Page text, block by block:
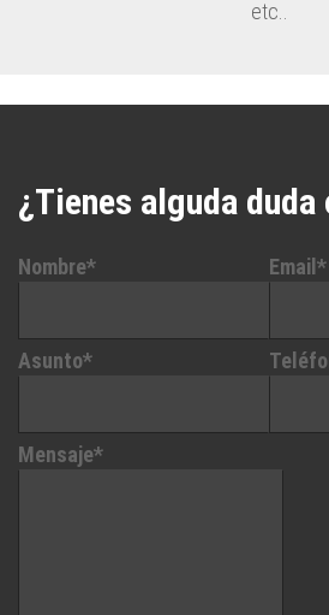
etc..
¿Tienes alguda
Nombre*
Asunto*
Email*
Mensaje*